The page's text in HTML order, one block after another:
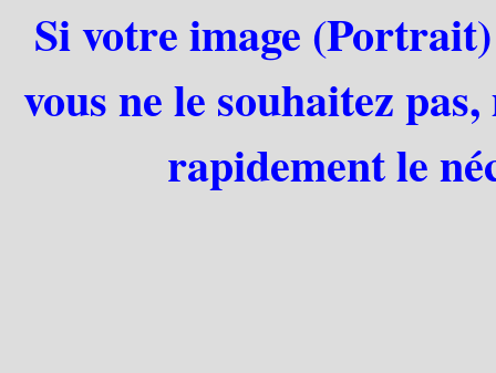
Si votre image
vous ne le souhaitez
rapidement le